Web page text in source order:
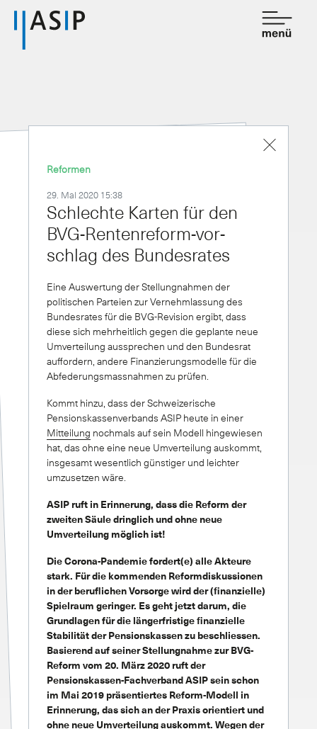
Verband
Dienstleistungen
Mitgliedschaft
Wissen
Newsroom
Reformen
29. Mai 2020 15:38
Schlech­te Kar­ten für den
BVG-Ren­ten­re­form-vor­
schlag des Bun­des­ra­tes
Eine Auswertung der Stellungnahmen der
politischen Parteien zur Vernehmlassung des
Bundesrates für die BVG-Revision ergibt, dass
diese sich mehrheitlich gegen die geplante neue
Umverteilung aussprechen und den Bundesrat
auffordern, andere Finanzierungsmodelle für die
Abfederungsmassnahmen zu prüfen.
Kommt hinzu, dass der Schweizerische
Pensionskassenverbands ASIP heute in einer
Mitteilung nochmals auf sein Modell hingewiesen
hat, das ohne eine neue Umverteilung auskommt,
insgesamt wesentlich günstiger und leichter
umzusetzen wäre.
ASIP ruft in Erinnerung, dass die Reform der
zweiten Säule dringlich und ohne neue
Umverteilung möglich ist!
Die Corona-Pandemie fordert(e) alle Akteure
stark. Für die kommenden Reformdiskussionen
in der beruflichen Vorsorge wird der (finanzielle)
Spielraum geringer. Es geht jetzt darum, die
Grundlagen für die längerfristige finanzielle
Stabilität der Pensionskassen zu beschliessen.
Basierend auf seiner Stellungnahme zur BVG-
Reform vom 20. März 2020 ruft der
Pensionskassen-Fachverband ASIP sein schon
im Mai 2019 präsentiertes Reform-Modell in
Erinnerung, das sich an der Praxis orientiert und
ohne neue Umverteilung auskommt. Wegen der